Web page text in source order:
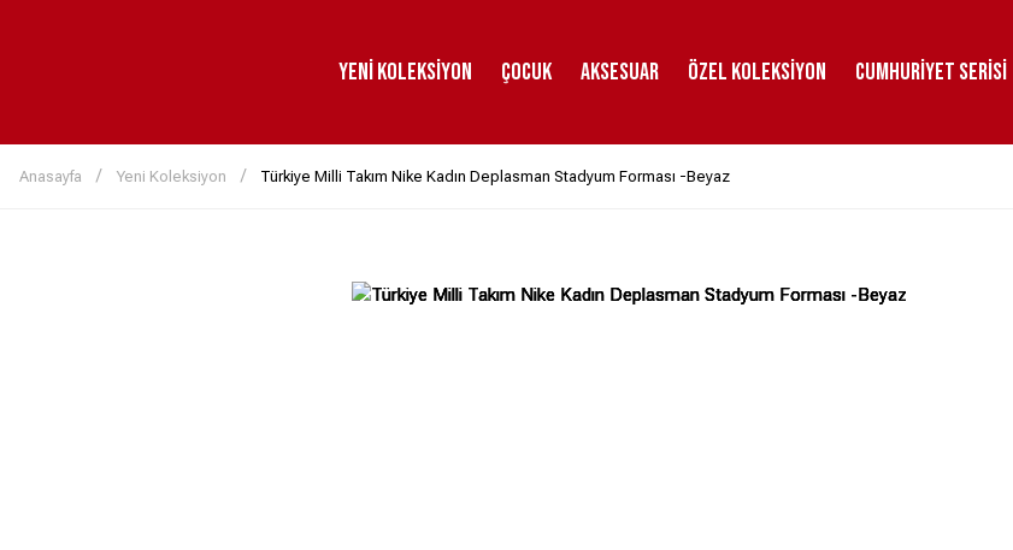
Yeni Koleksiyon Çocuk Aksesuar Özel Koleksiyon Cumhuriyet Serisi
Anasayfa Yeni Koleksiyon Türkiye Milli Takım Nike Kadın Deplasman Stadyum Forması -Beyaz